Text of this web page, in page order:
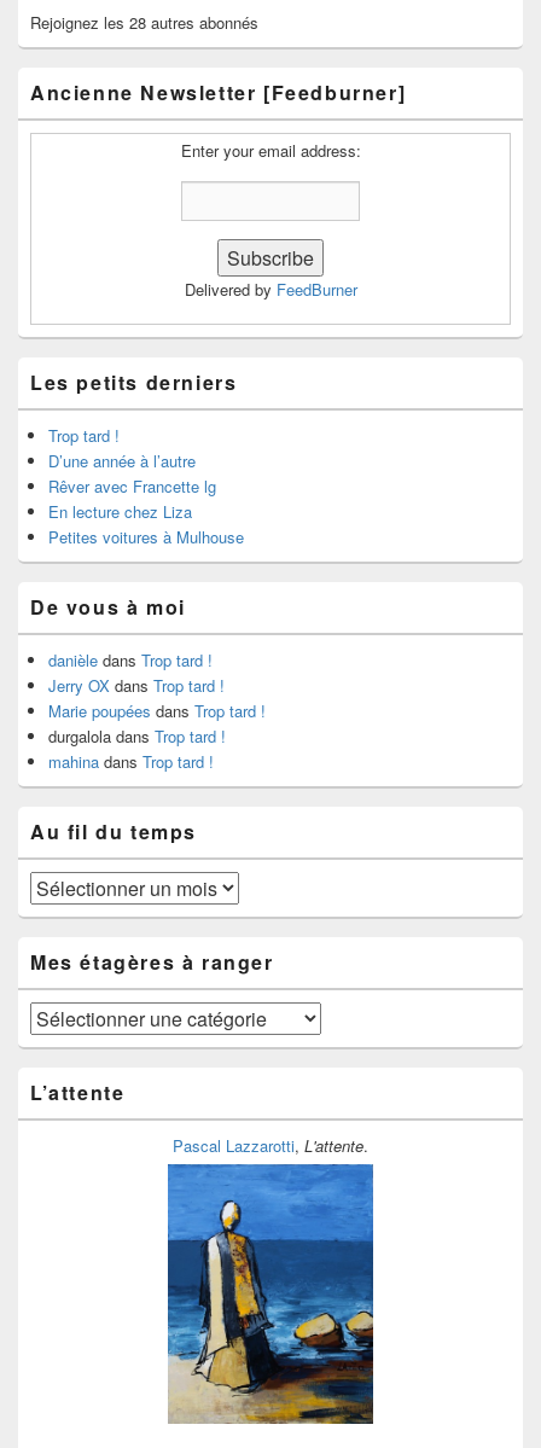
Rejoignez les 28 autres abonnés
Ancienne Newsletter [Feedburner]
Enter your email address:
Delivered by FeedBurner
Les petits derniers
Trop tard !
D’une année à l’autre
Rêver avec Francette lg
En lecture chez Liza
Petites voitures à Mulhouse
De vous à moi
danièle dans Trop tard !
Jerry OX dans Trop tard !
Marie poupées dans Trop tard !
durgalola dans Trop tard !
mahina dans Trop tard !
Au fil du temps
Au
fil
temps
Mes étagères à ranger
Mes
étagères
ranger
L’attente
Pascal Lazzarotti, L'attente.